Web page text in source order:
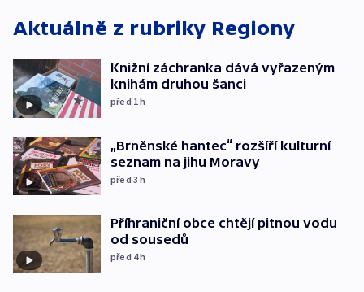
Aktuálně z rubriky Regiony
Knižní záchranka dává vyřazeným
knihám druhou šanci
před 1h
„Brněnské hantec“ rozšíří kulturní
seznam na jihu Moravy
před 3h
Příhraniční obce chtějí pitnou vodu
od sousedů
před 4h